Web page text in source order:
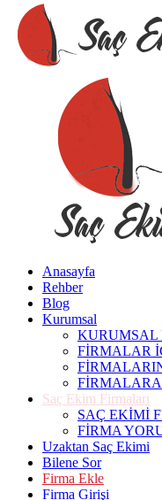
Anasayfa
Rehber
Blog
Kurumsal
FİRMALAR
Saç Ekim Firmaları
SAÇ EKİMİ
FİRMA
Uzaktan Saç Ekimi
Bilene Sor
Firma Ekle
Firma Girişi